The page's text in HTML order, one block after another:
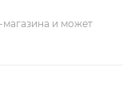
магазина и может